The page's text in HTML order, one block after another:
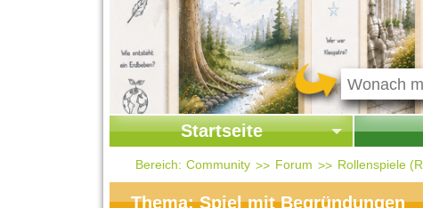
Startseite
Startseite
Kontakt
Bereich: Community Forum Rollenspiele
Thema: Spiel mit Begründungen